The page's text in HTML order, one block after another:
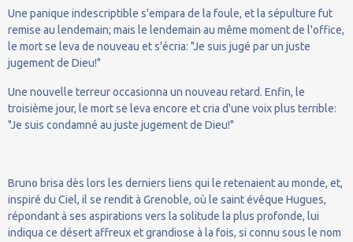
Une panique indescriptible s'empara de la foule, et la sépulture fut
remise au lendemain; mais le lendemain au même moment de l'office,
le mort se leva de nouveau et s'écria: "Je suis jugé par un juste
jugement de Dieu!"
Une nouvelle terreur occasionna un nouveau retard. Enfin, le
troisième jour, le mort se leva encore et cria d'une voix plus terrible:
"Je suis condamné au juste jugement de Dieu!"
Bruno brisa dès lors les derniers liens qui le retenaient au monde, et,
inspiré du Ciel, il se rendit à Grenoble, où le saint évêque Hugues,
répondant à ses aspirations vers la solitude la plus profonde, lui
indiqua ce désert affreux et grandiose à la fois, si connu sous le nom